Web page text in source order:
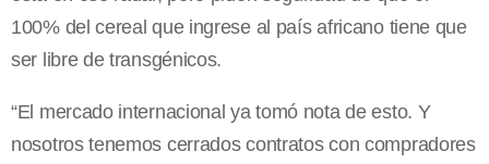
100% del cereal que ingrese al país africano tiene que
ser libre de transgénicos.
“El mercado internacional ya tomó nota de esto. Y
nosotros tenemos cerrados contratos con compradores